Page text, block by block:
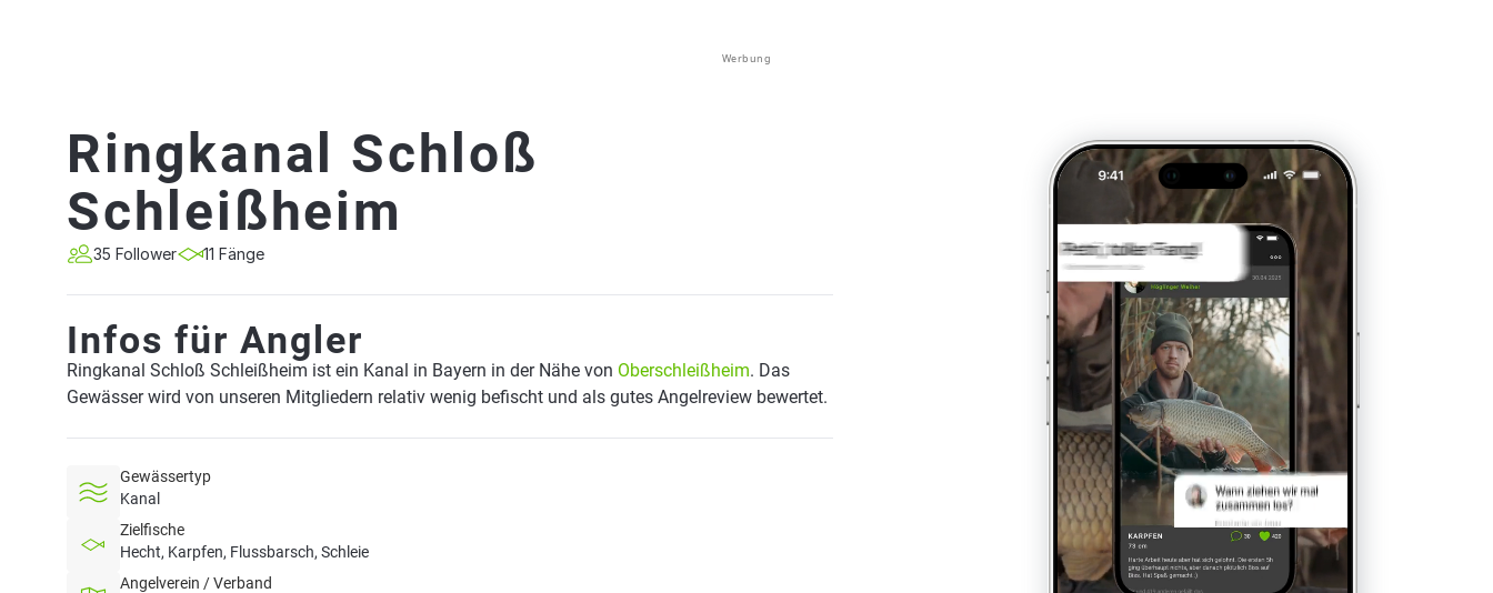
Werbung
Ringkanal Schloß
Schleißheim
35 Follower 11 Fänge
Infos für Angler
Ringkanal Schloß Schleißheim ist ein Kanal in Bayern in der Nähe von Oberschleißheim. Das
Gewässer wird von unseren Mitgliedern relativ wenig befischt und als gutes Angelreview bewertet.
Gewässertyp
Kanal
Zielfische
Hecht, Karpfen, Flussbarsch, Schleie
Angelverein / Verband